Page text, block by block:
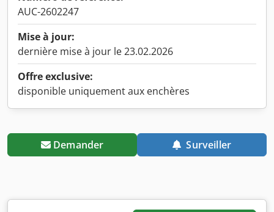
AUC-2602247
Mise à jour:
dernière mise à jour le 23.02.2026
Offre exclusive:
disponible uniquement aux enchères
Demander Surveiller